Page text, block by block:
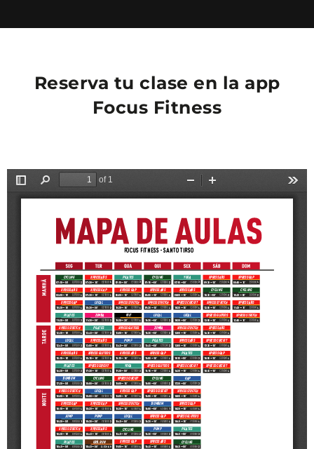
Reserva tu clase en la app
Focus Fitness